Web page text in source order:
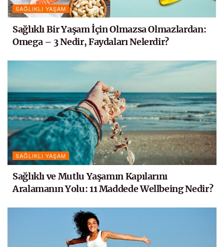
SAĞLIKLI YAŞAM
Sağlıklı Bir Yaşam İçin Olmazsa Olmazlardan:
Omega – 3 Nedir, Faydaları Nelerdir?
SAĞLIKLI YAŞAM
Sağlıklı ve Mutlu Yaşamın Kapılarını
Aralamanın Yolu: 11 Maddede Wellbeing Nedir?